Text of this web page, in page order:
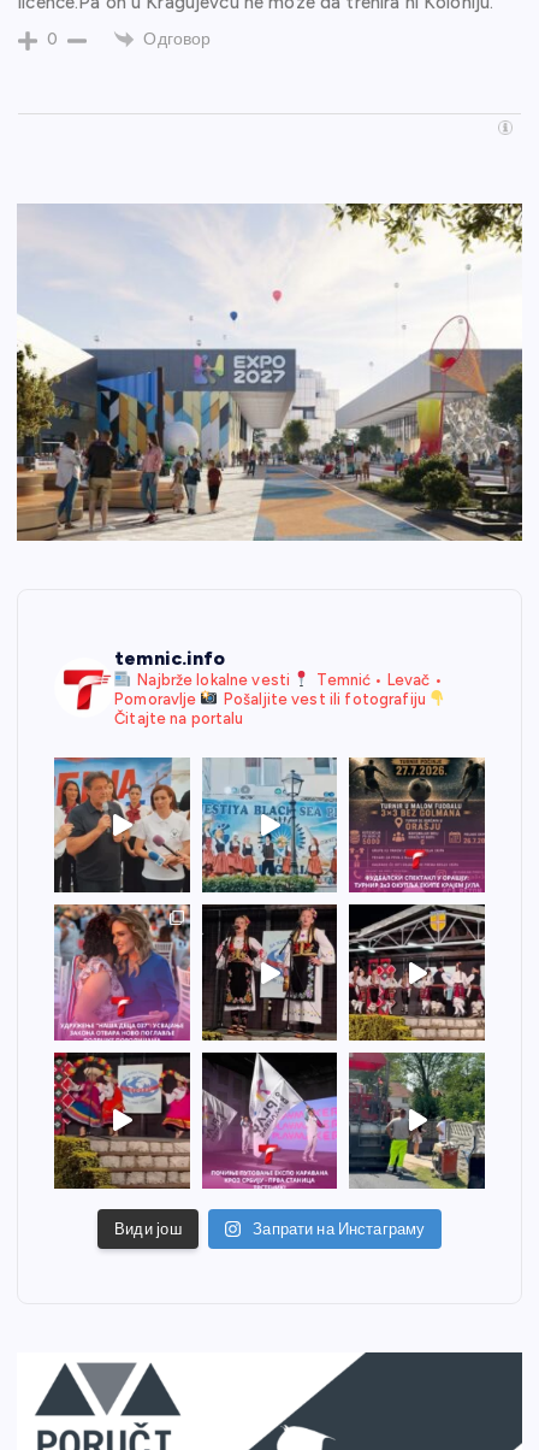
0 Одговор
temnic.info
Najbrže lokalne vesti
Temnić • Levač •
Pomoravlje
Pošaljite vest ili fotografiju
Čitajte na portalu
Види још Запрати на Инстаграму